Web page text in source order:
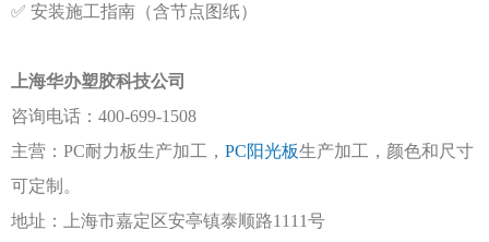
✅ 安装施工指南（含节点图纸）
上海华办塑胶科技公司
咨询电话： 400-699-1508
主营： PC耐力板生产加工， PC阳光板生产加工，颜色和尺寸
可定制。
地址：上海市嘉定区安亭镇泰顺路1111号